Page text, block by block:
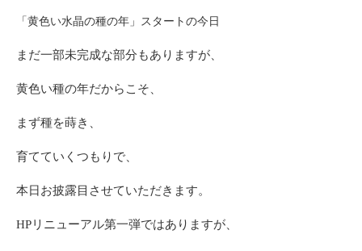
「黄色い水晶の種の年」スタートの今日
まだ一部未完成な部分もありますが、
黄色い種の年だからこそ、
まず種を蒔き、
育てていくつもりで、
本日お披露目させていただきます。
HPリニューアル第一弾ではありますが、